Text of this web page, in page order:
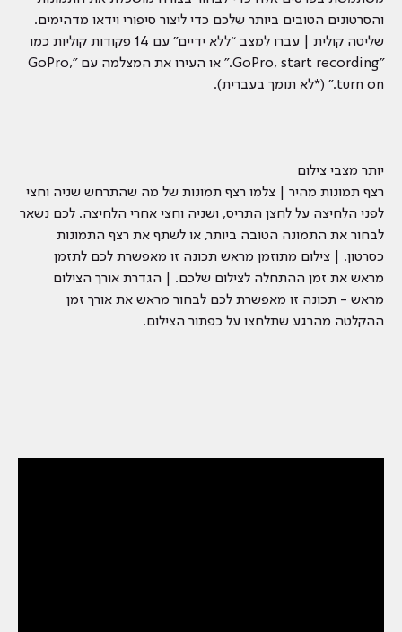
והסרטונים הטובים ביותר שלכם כדי ליצור סיפורי וידאו מדהימים.
שליטה קולית | עברו למצב “ללא ידיים” עם 14 פקודות קוליות כמו
"GoPro, start recording." או העירו את המצלמה עם "GoPro,
turn on." (*לא תומך בעברית).
יותר מצבי צילום
רצף תמונות מהיר | צלמו רצף תמונות של מה שהתרחש שניה וחצי
לפני הלחיצה על לחצן התריס, ושניה וחצי אחרי הלחיצה. לכם נשאר
לבחור את התמונה הטובה ביותר, או לשתף את רצף התמונות
כסרטון. | צילום מתוזמן מראש תכונה זו מאפשרת לכם לתזמן
מראש את זמן ההתחלה לצילום שלכם. | הגדרת אורך הצילום
מראש - תכונה זו מאפשרת לכם לבחור מראש את אורך זמן
ההקלטה מהרגע שתלחצו על כפתור הצילום.